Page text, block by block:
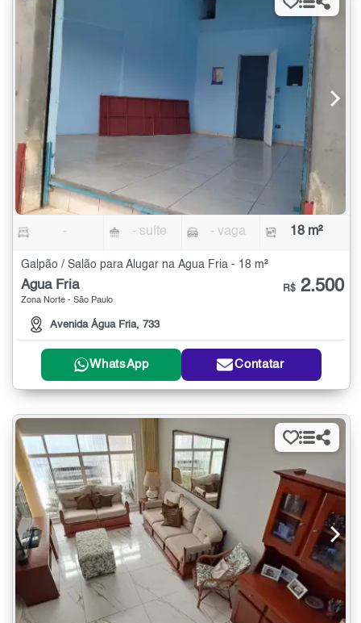
- - suíte - vaga 18 m²
Galpão / Salão para Alugar na Água Fria - 18 m²
Água Fria
Zona Norte - São Paulo
Avenida Água Fria, 733
R$ 2.500
WhatsApp Contatar